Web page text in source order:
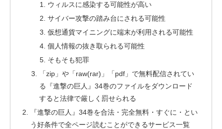
ウィルスに感染する可能性が高い
サイバー攻撃の踏み台にされる可能性
仮想通貨マイニングに端末が利用される可能性
個人情報の抜き取られる可能性
そもそも犯罪
「zip」や「raw(rar)」「pdf」で無料配信されてい
る『進撃の巨人』34巻のファイルをダウンロード
すると法律で厳しく罰せられる
『進撃の巨人』34巻を合法・完全無料・すぐに・とい
う好条件で全ページ読むことができるサービス一覧